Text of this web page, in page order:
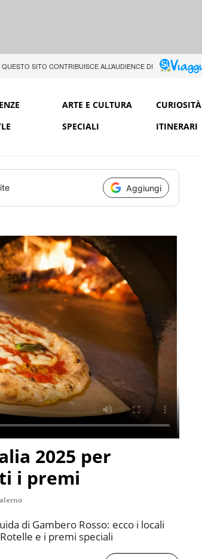
QUESTO SITO CONTRIBUISCE ALL’AUDIENCE DI
ARTE E CULTURA CURIOSITÀ
SPECIALI ITINERARI
Aggiungi
2025 per
i premi
di Gambero Rosso: ecco i locali
e i premi speciali